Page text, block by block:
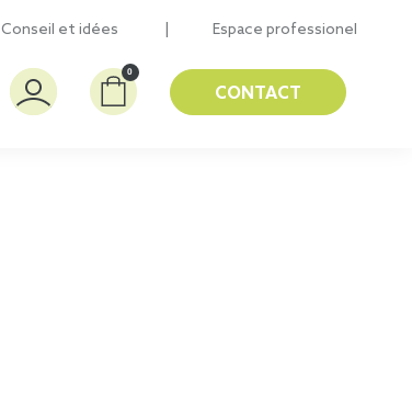
Conseil et idées Espace professionel
0
CONTACT